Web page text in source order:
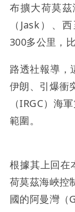
布擴大荷莫
（Jask）、
300多公里，
路透社報導，
伊朗、引爆衝
（IRGC）海
範圍。
根據其上回在
荷莫茲海峽控
國的阿曼灣（